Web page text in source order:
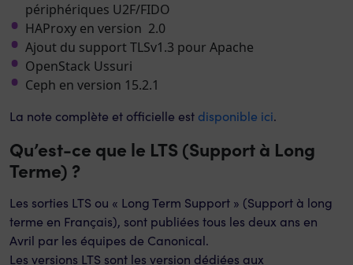
périphériques U2F/FIDO
HAProxy en version 2.0
Ajout du support TLSv1.3 pour Apache
OpenStack Ussuri
Ceph en version 15.2.1
La note complète et officielle est disponible ici.
Qu’est-ce que le LTS (Support à Long
Terme) ?
Les sorties LTS ou « Long Term Support » (Support à long
terme en Français), sont publiées tous les deux ans en
Avril par les équipes de Canonical.
Les versions LTS sont les version dédiées aux